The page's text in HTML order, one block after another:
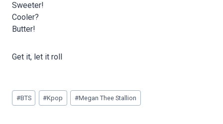
Sweeter!
Cooler?
Butter!
Get it, let it roll
Post
Tags:
#BTS #Kpop #Megan Thee Stallion